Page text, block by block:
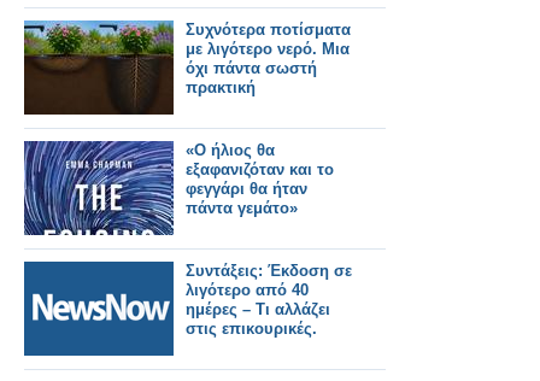
Συχνότερα ποτίσματα
με λιγότερο νερό. Μια
όχι πάντα σωστή
πρακτική
«Ο ήλιος θα
εξαφανιζόταν και το
φεγγάρι θα ήταν
πάντα γεμάτο»
Συντάξεις: Έκδοση σε
λιγότερο από 40
ημέρες – Τι αλλάζει
στις επικουρικές.